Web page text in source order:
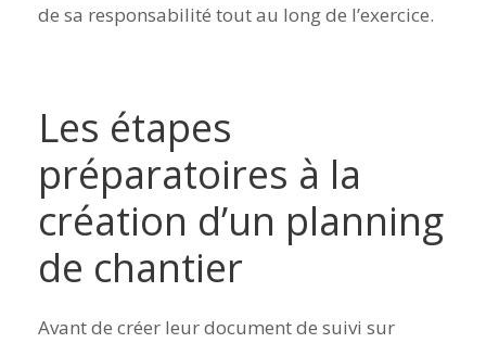
de sa responsabilité tout au long de l’exercice.
Les étapes
préparatoires à la
création d’un planning
de chantier
Avant de créer leur document de suivi sur